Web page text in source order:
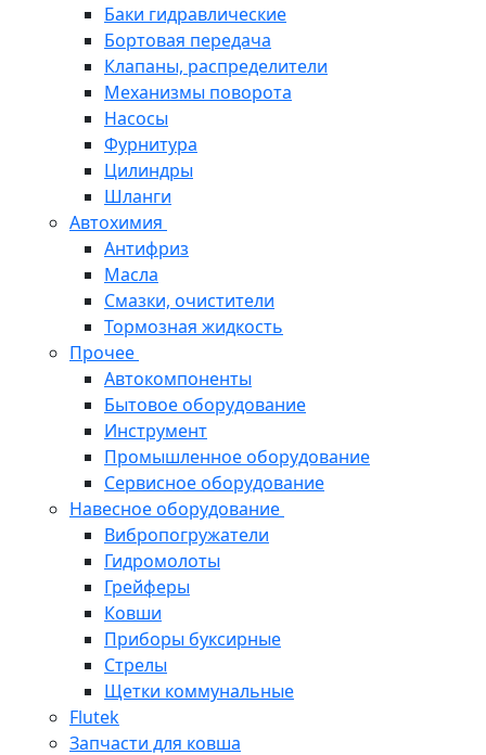
Баки гидравлические
Бортовая передача
Клапаны, распределители
Механизмы поворота
Насосы
Фурнитура
Цилиндры
Шланги
Автохимия
Антифриз
Масла
Смазки, очистители
Тормозная жидкость
Прочее
Автокомпоненты
Бытовое оборудование
Инструмент
Промышленное оборудование
Сервисное оборудование
Навесное оборудование
Вибропогружатели
Гидромолоты
Грейферы
Ковши
Приборы буксирные
Стрелы
Щетки коммунальные
Flutek
Запчасти для ковша